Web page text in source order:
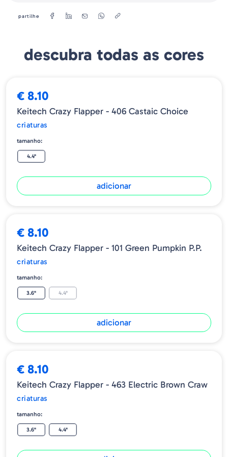
partilhe
descubra todas as cores
€ 8.10
Keitech Crazy Flapper - 406 Castaic Choice
criaturas
tamanho:
4.4"
adicionar
€ 8.10
Keitech Crazy Flapper - 101 Green Pumpkin P.P.
criaturas
tamanho:
3.6" 4.4"
adicionar
€ 8.10
Keitech Crazy Flapper - 463 Electric Brown Craw
criaturas
tamanho:
3.6" 4.4"